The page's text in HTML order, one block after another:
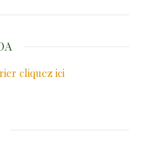
cliquez ici